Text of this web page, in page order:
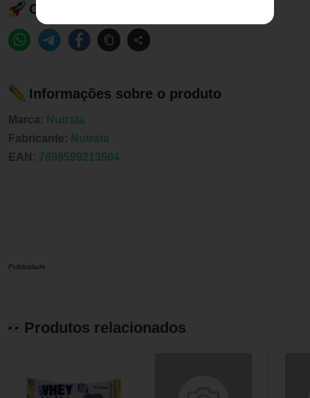
Compartilhe esse produto:
Informações sobre o produto
Marca: Nutrata
Fabricante: Nutrata
EAN: 7898599213504
Publicidade
Produtos relacionados